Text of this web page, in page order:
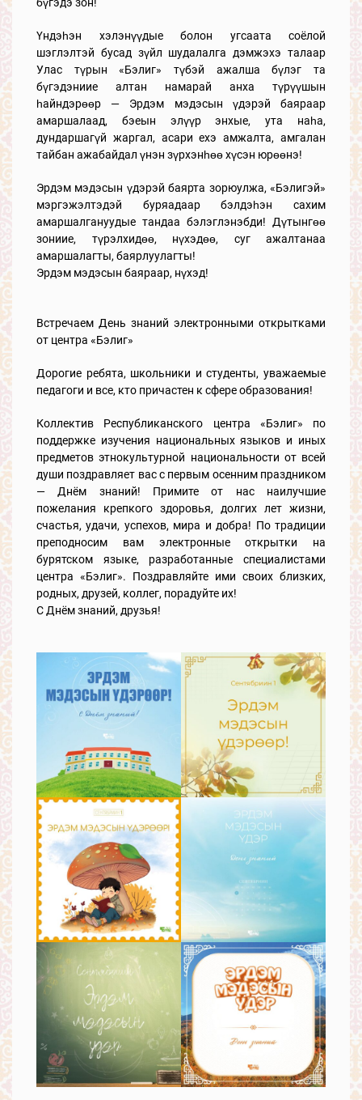
Үндэһэн хэлэнүүдые болон угсаата соёлой
шэглэлтэй бусад зүйл шудалалга дэмжэхэ талаар
Улас түрын «Бэлиг» түбэй ажалша бүлэг та
бүгэдэниие алтан намарай анха түрүүшын
һайндэрөөр — Эрдэм мэдэсын үдэрэй баяраар
амаршалаад, бэеын элүүр энхые, ута наһа,
дундаршагүй жаргал, асари ехэ амжалта, амгалан
тайбан ажабайдал үнэн зүрхэнһөө хүсэн юрөөнэ!
Эрдэм мэдэсын үдэрэй баярта зорюулжа, «Бэлигэй»
мэргэжэлтэдэй буряадаар бэлдэһэн сахим
амаршалгануудые тандаа бэлэглэнэбди! Дүтынгөө
зониие, түрэлхидөө, нүхэдөө, суг ажалтанаа
амаршалагты, баярлуулагты!
Эрдэм мэдэсын баяраар, нүхэд!
Встречаем День знаний электронными открытками
от центра «Бэлиг»
Дорогие ребята, школьники и студенты, уважаемые
педагоги и все, кто причастен к сфере образования!
Коллектив Республиканского центра «Бэлиг» по
поддержке изучения национальных языков и иных
предметов этнокультурной национальности от всей
души поздравляет вас с первым осенним праздником
— Днём знаний! Примите от нас наилучшие
пожелания крепкого здоровья, долгих лет жизни,
счастья, удачи, успехов, мира и добра! По традиции
преподносим вам электронные открытки на
бурятском языке, разработанные специалистами
центра «Бэлиг». Поздравляйте ими своих близких,
родных, друзей, коллег, порадуйте их!
С Днём знаний, друзья!